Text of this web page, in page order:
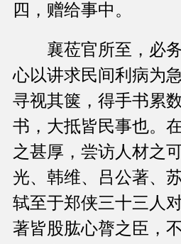
四，赠给事中。
襄莅官所至，必务
心以讲求民间利病为
寻视其箧，得手书累
书，大抵皆民事也。
之甚厚，尝访人材之
光、韩维、吕公著、
轼至于郑侠三十三人
著皆股肱心膂之臣，